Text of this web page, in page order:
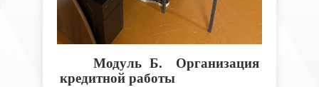
Модуль Б.
Организация
кредитной работы